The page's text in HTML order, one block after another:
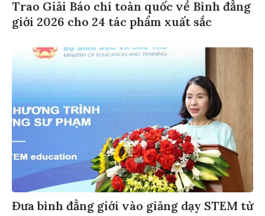
Trao Giải Báo chí toàn quốc về Bình đẳng
giới 2026 cho 24 tác phẩm xuất sắc
Đưa bình đẳng giới vào giảng dạy STEM từ